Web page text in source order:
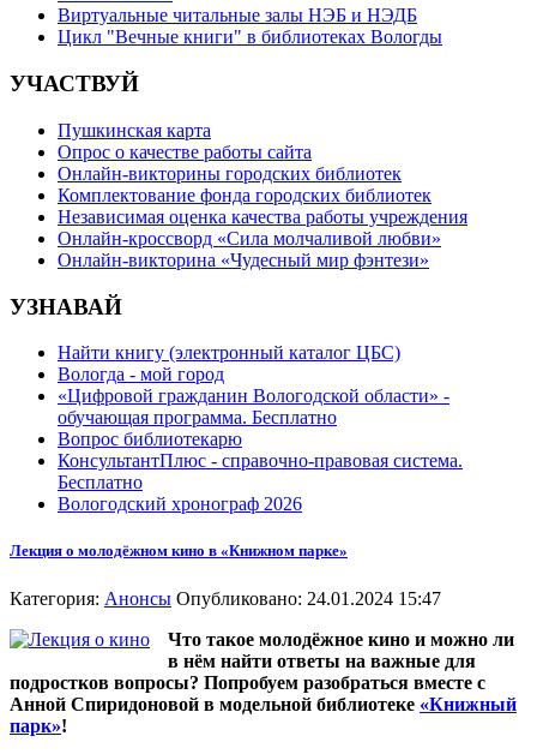
Виртуальные читальные залы НЭБ и НЭДБ
Цикл "Вечные книги" в библиотеках Вологды
УЧАСТВУЙ
Пушкинская карта
Опрос о качестве работы сайта
Онлайн-викторины городских библиотек
Комплектование фонда городских библиотек
Независимая оценка качества работы учреждения
Онлайн-кроссворд «Сила молчаливой любви»
Онлайн-викторина «Чудесный мир фэнтези»
УЗНАВАЙ
Найти книгу (электронный каталог ЦБС)
Вологда - мой город
«Цифровой гражданин Вологодской области» -
обучающая программа. Бесплатно
Вопрос библиотекарю
КонсультантПлюс - справочно-правовая система.
Бесплатно
Вологодский хронограф 2026
Лекция о молодёжном кино в «Книжном парке»
Категория: Анонсы Опубликовано: 24.01.2024 15:47
Что такое молодёжное кино и можно ли
в нём найти ответы на важные для
подростков вопросы? Попробуем разобраться вместе с
Анной Спиридоновой в модельной библиотеке «Книжный
парк»!